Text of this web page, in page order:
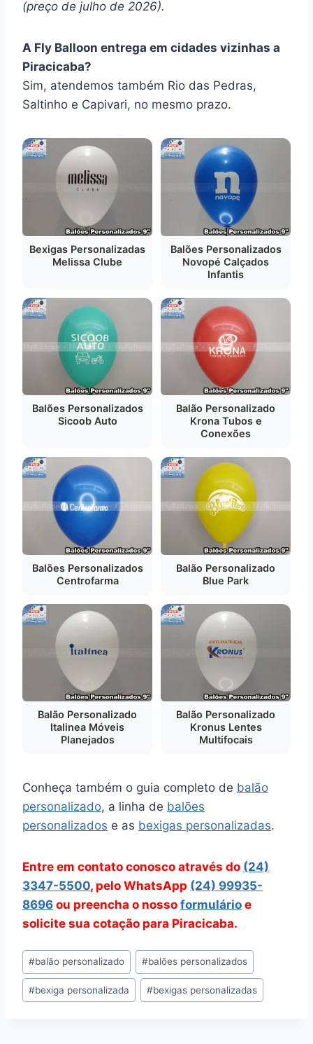
(preço de julho de 2026).
A Fly Balloon entrega em cidades vizinhas a
Piracicaba?
Sim, atendemos também Rio das Pedras,
Saltinho e Capivari, no mesmo prazo.
Bexigas Personalizadas
Melissa Clube
Balões Personalizados
Novopé Calçados
Infantis
Balões Personalizados
Sicoob Auto
Balão Personalizado
Krona Tubos e
Conexões
Balões Personalizados
Centrofarma
Balão Personalizado
Blue Park
Balão Personalizado
Italinea Móveis
Planejados
Balão Personalizado
Kronus Lentes
Multifocais
Conheça também o guia completo de balão
personalizado, a linha de balões
personalizados e as bexigas personalizadas.
Entre em contato conosco através do (24)
3347-5500, pelo WhatsApp (24) 99935-
8696 ou preencha o nosso formulário e
solicite sua cotação para Piracicaba.
Tags
do
Post:
#balão personalizado #balões personalizados
#bexiga personalizada #bexigas personalizadas